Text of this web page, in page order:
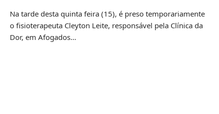
Na tarde desta quinta feira (15), é preso temporariamente
o fisioterapeuta Cleyton Leite, responsável pela Clínica da
Dor, em Afogados…